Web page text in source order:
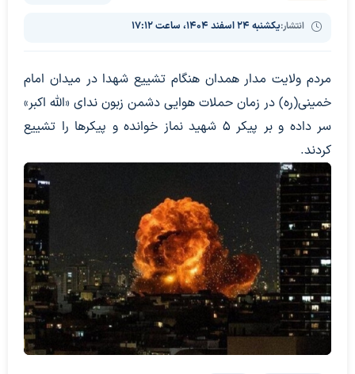
انتشار:یکشنبه ۲۴ اسفند ۱۴۰۴، ساعت ۱۷:۱۲
مردم ولایت مدار همدان هنگام تشییع شهدا در میدان امام
خمینی(ره) در زمان حملات هوایی دشمن زبون ندای «الله اکبر»
سر داده و بر پیکر ۵ شهید نماز خوانده و پیکرها را تشییع
کردند.